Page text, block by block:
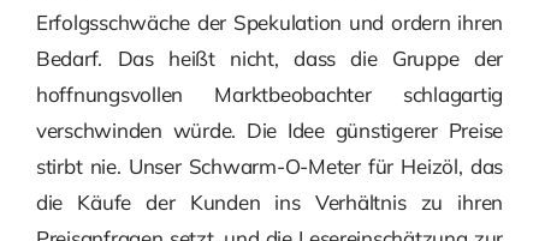
Erfolgsschwäche der Spekulation und ordern ihren
Bedarf. Das heißt nicht, dass die Gruppe der
hoffnungsvollen Marktbeobachter schlagartig
verschwinden würde. Die Idee günstigerer Preise
stirbt nie. Unser Schwarm-O-Meter für Heizöl, das
die Käufe der Kunden ins Verhältnis zu ihren